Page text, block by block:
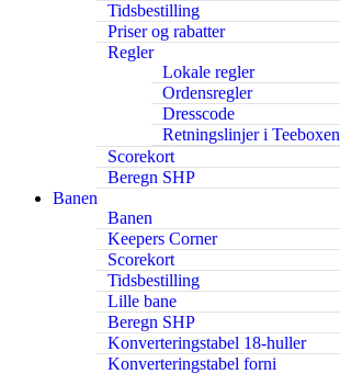
Tidsbestilling
Priser og rabatter
Regler
Lokale regler
Ordensregler
Dresscode
Retningslinjer i Teeboxen
Scorekort
Beregn SHP
Banen
Banen
Keepers Corner
Scorekort
Tidsbestilling
Lille bane
Beregn SHP
Konverteringstabel 18-huller
Konverteringstabel forni